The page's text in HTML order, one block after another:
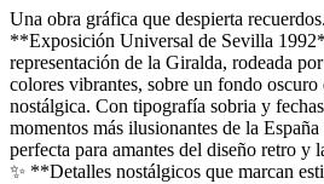
Una obra gráfica que despierta
**Exposición Universal de Sevilla
representación de la Giralda, rodeada
colores vibrantes, sobre un fondo oscuro
nostálgica. Con tipografía sobria y
momentos más ilusionantes de la
perfecta para amantes del diseño retro y
✨ **Detalles nostálgicos que marcan